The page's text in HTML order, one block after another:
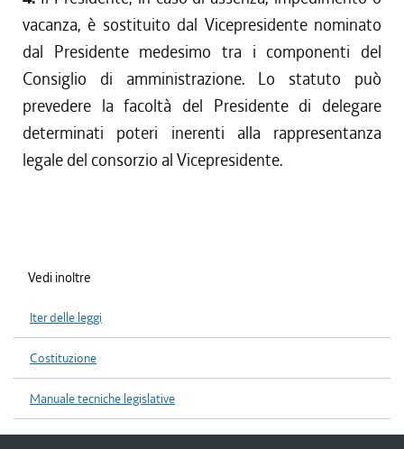
vacanza, è sostituito dal Vicepresidente nominato
dal Presidente medesimo tra i componenti del
Consiglio di amministrazione. Lo statuto può
prevedere la facoltà del Presidente di delegare
determinati poteri inerenti alla rappresentanza
legale del consorzio al Vicepresidente.
Vedi inoltre
Iter delle leggi
Costituzione
Manuale tecniche legislative